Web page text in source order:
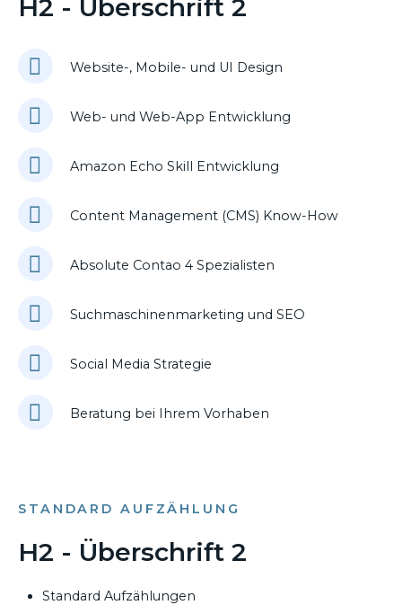
H2 - Überschrift 2
Website-, Mobile- und UI Design
Web- und Web-App Entwicklung
Amazon Echo Skill Entwicklung
Content Management (CMS) Know-How
Absolute Contao 4 Spezialisten
Suchmaschinenmarketing und SEO
Social Media Strategie
Beratung bei Ihrem Vorhaben
STANDARD AUFZÄHLUNG
H2 - Überschrift 2
Standard Aufzählungen